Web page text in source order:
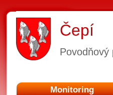
Čepí
Povodňový
Monitoring